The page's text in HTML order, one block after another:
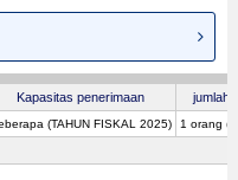
Kapasitas penerimaan jumlah
(TAHUN FISKAL 2025) 1 orang